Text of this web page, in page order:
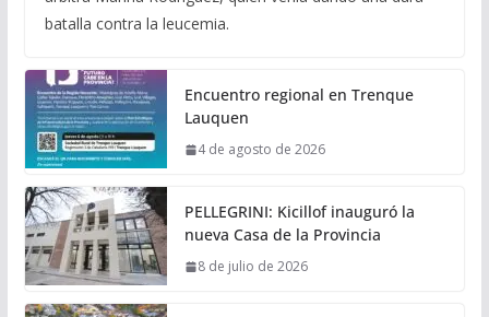
batalla contra la leucemia.
Encuentro regional en Trenque
Lauquen
4 de agosto de 2026
PELLEGRINI: Kicillof inauguró la
nueva Casa de la Provincia
8 de julio de 2026